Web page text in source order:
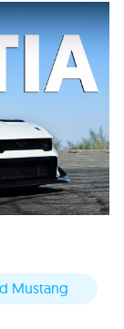
Mustang